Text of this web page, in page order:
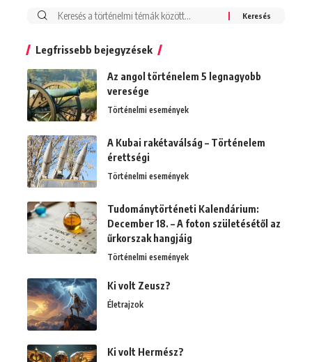
Search
Legfrissebb bejegyzések
Az angol történelem 5 legnagyobb
veresége
Történelmi események
A Kubai rakétaválság – Történelem
érettségi
Történelmi események
Tudománytörténeti Kalendárium:
December 18. – A foton születésétől az
űrkorszak hangjáig
Történelmi események
Ki volt Zeusz?
Életrajzok
Ki volt Hermész?